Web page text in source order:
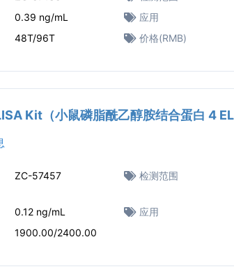
0.39 ng/mL 应用
48T/96T 价格(RMB)
Kit（小鼠磷脂酰乙醇胺结合蛋白 4
ZC-57457 检测范围
0.12 ng/mL 应用
1900.00/2400.00